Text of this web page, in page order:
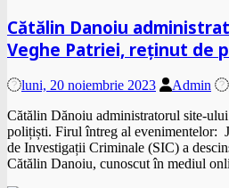
Cătălin Danoiu
Veghe Patriei, reținut de
luni, 20 noiembrie 2023 Admin
Cătălin Dănoiu administratorul site-
polițiști. Firul întreg al evenimentelor:
de Investigații Criminale (SIC) a
Cătălin Danoiu, cunoscut în mediul